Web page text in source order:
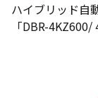
ハイブリッド自
「DBR-